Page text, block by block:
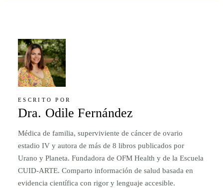
ESCRITO POR
Dra. Odile Fernández
Médica de familia, superviviente de cáncer de ovario
estadio IV y autora de más de 8 libros publicados por
Urano y Planeta. Fundadora de OFM Health y de la Escuela
CUID-ARTE. Comparto información de salud basada en
evidencia científica con rigor y lenguaje accesible.